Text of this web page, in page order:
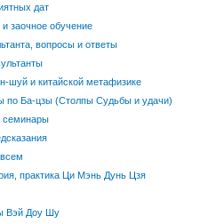
дат
заочное обучение
вопросы и ответы
шуй и китайской метафизике
по Ба-цзы (Столпы Судьбы и удачи)
семинары
практика Ци Мэнь Дунь Цзя
Вэй Доу Шу